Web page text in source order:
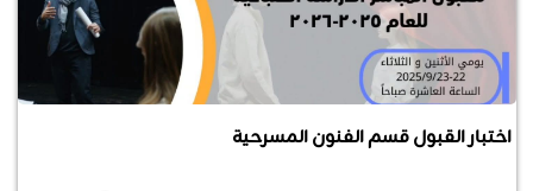
اختبار القبول قسم الفنون المسرحية